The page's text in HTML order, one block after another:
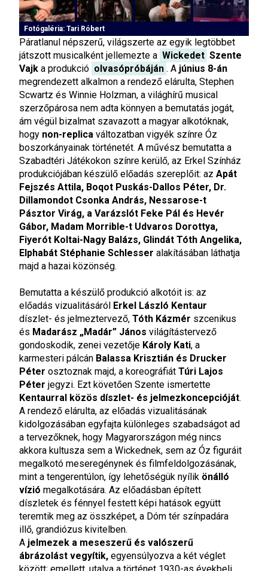
Fotógaléria: Tari Róbert
Páratlanul népszerű, világszerte az egyik legtöbbet
játszott musicalként jellemezte a Wickedet Szente
Vajk a produkció olvasópróbáján . A június 8-án
megrendezett alkalmon a rendező elárulta, Stephen
Scwartz és Winnie Holzman, a világhírű musical
szerzőpárosa nem adta könnyen a bemutatás jogát,
ám végül bizalmat szavazott a magyar alkotóknak,
hogy non-replica változatban vigyék színre Óz
boszorkányainak történetét. A művész bemutatta a
Szabadtéri Játékokon színre kerülő, az Erkel Színház
produkciójában készülő előadás szereplőit: az Apát
Fejszés Attila, Boqot Puskás-Dallos Péter, Dr.
Dillamondot Csonka András, Nessarose-t
Pásztor Virág, a Varázslót Feke Pál és Hevér
Gábor, Madam Morrible-t Udvaros Dorottya,
Fiyerót Koltai-Nagy Balázs, Glindát Tóth Angelika,
Elphabát Stéphanie Schlesser alakításában láthatja
majd a hazai közönség.
Bemutatta a készülő produkció alkotóit is: az
előadás vizualitásáról Erkel László Kentaur
díszlet- és jelmeztervező, Tóth Kázmér szcenikus
és Madarász „Madár” János világítástervező
gondoskodik, zenei vezetője Károly Kati, a
karmesteri pálcán Balassa Krisztián és Drucker
Péter osztoznak majd, a koreográfiát Túri Lajos
Péter jegyzi. Ezt követően Szente ismertette
Kentaurral közös díszlet- és jelmezkoncepcióját.
A rendező elárulta, az előadás vizualitásának
kidolgozásában egyfajta különleges szabadságot ad
a tervezőknek, hogy Magyarországon még nincs
akkora kultusza sem a Wickednek, sem az Óz figuráit
megalkotó meseregénynek és filmfeldolgozásának,
mint a tengerentúlon, így lehetőségük nyílik önálló
vízió megalkotására. Az előadásban épített
díszletek és fénnyel festett képi hatások együtt
teremtik meg az összképet, a Dóm tér színpadára
illő, grandiózus kivitelben.
A jelmezek a meseszerű és valószerű
ábrázolást vegyítik, egyensúlyozva a két véglet